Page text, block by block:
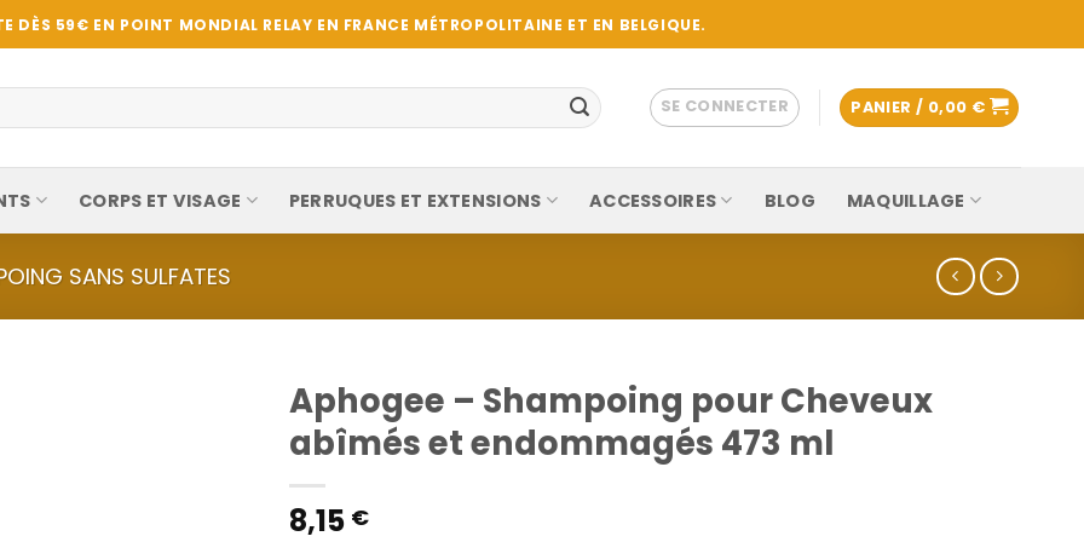
DÈS 59€ EN POINT MONDIAL RELAY EN FRANCE MÉTROPOLITAINE ET EN BELGIQUE.
SE CONNECTER PANIER / 0,00 €
CORPS ET VISAGE PERRUQUES ET EXTENSIONS ACCESSOIRES BLOG MAQUILLAGE
SANS SULFATES
Aphogee – Shampoing pour Cheveux
abîmés et endommagés 473 ml
8,15 €